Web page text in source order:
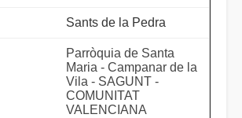
Sants de la Pedra
Parròquia de Santa
Maria - Campanar de la
Vila - SAGUNT -
COMUNITAT
VALENCIANA